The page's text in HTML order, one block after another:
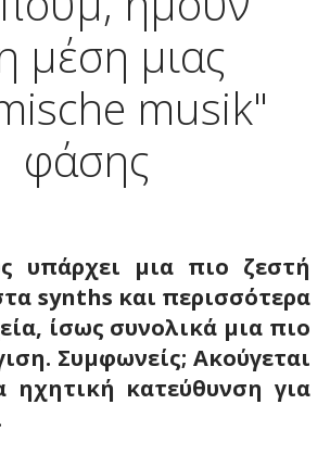
μέση μιας
musik"
φάσης
υπάρχει μια πιο ζεστή
synths και περισσότερα
ίσως συνολικά μια πιο
Συμφωνείς; Ακούγεται
ηχητική κατεύθυνση για